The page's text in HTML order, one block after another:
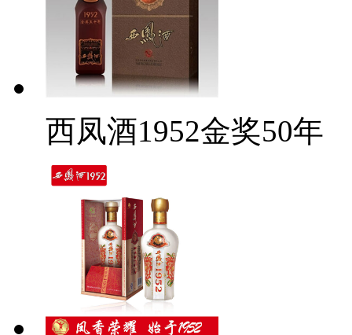
西凤酒1952金奖50年